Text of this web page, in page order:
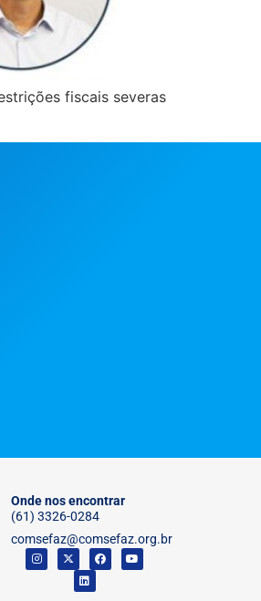
fiscais severas
Onde nos encontrar
(61) 3326-0284
comsefaz@comsefaz.org.br